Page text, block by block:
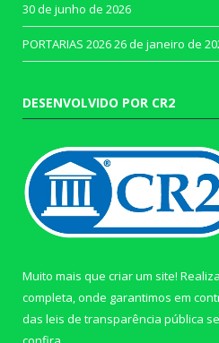
30 de junho de 2026
PORTARIAS 202626 de janeiro de
DESENVOLVIDO POR CR2
Muito mais que criar um site!
completa, onde garantimos em
das leis de transparência pública